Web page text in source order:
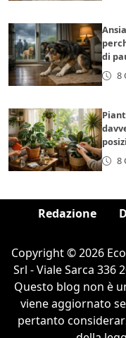
di
8
8
Redazione
Copyright © 2026
Srl - Viale Sarca 336
Questo blog non è
viene aggiornato
pertanto